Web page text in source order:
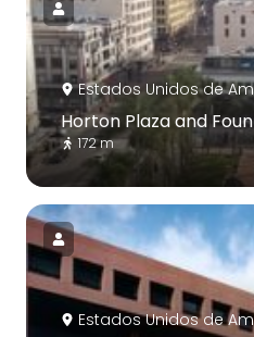
Estados Unidos de
Horton Plaza and
172 m
Estados Unidos de